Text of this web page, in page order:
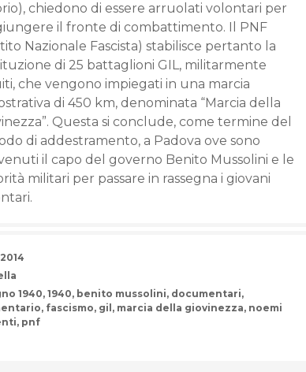
chiedono di essere arruolati volontari per
il fronte di combattimento. Il PNF
Nazionale Fascista) stabilisce pertanto la
di 25 battaglioni GIL, militarmente
che vengono impiegati in una marcia
di 450 km, denominata “Marcia della
Questa si conclude, come termine del
di addestramento, a Padova ove sono
il capo del governo Benito Mussolini e le
militari per passare in rassegna i giovani
1940, 1940, benito mussolini, documentari,
, fascismo, gil , marcia della giovinezza, noemi
, pnf